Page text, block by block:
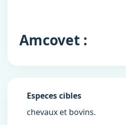
Amcovet :
Especes cibles
chevaux et bovins.